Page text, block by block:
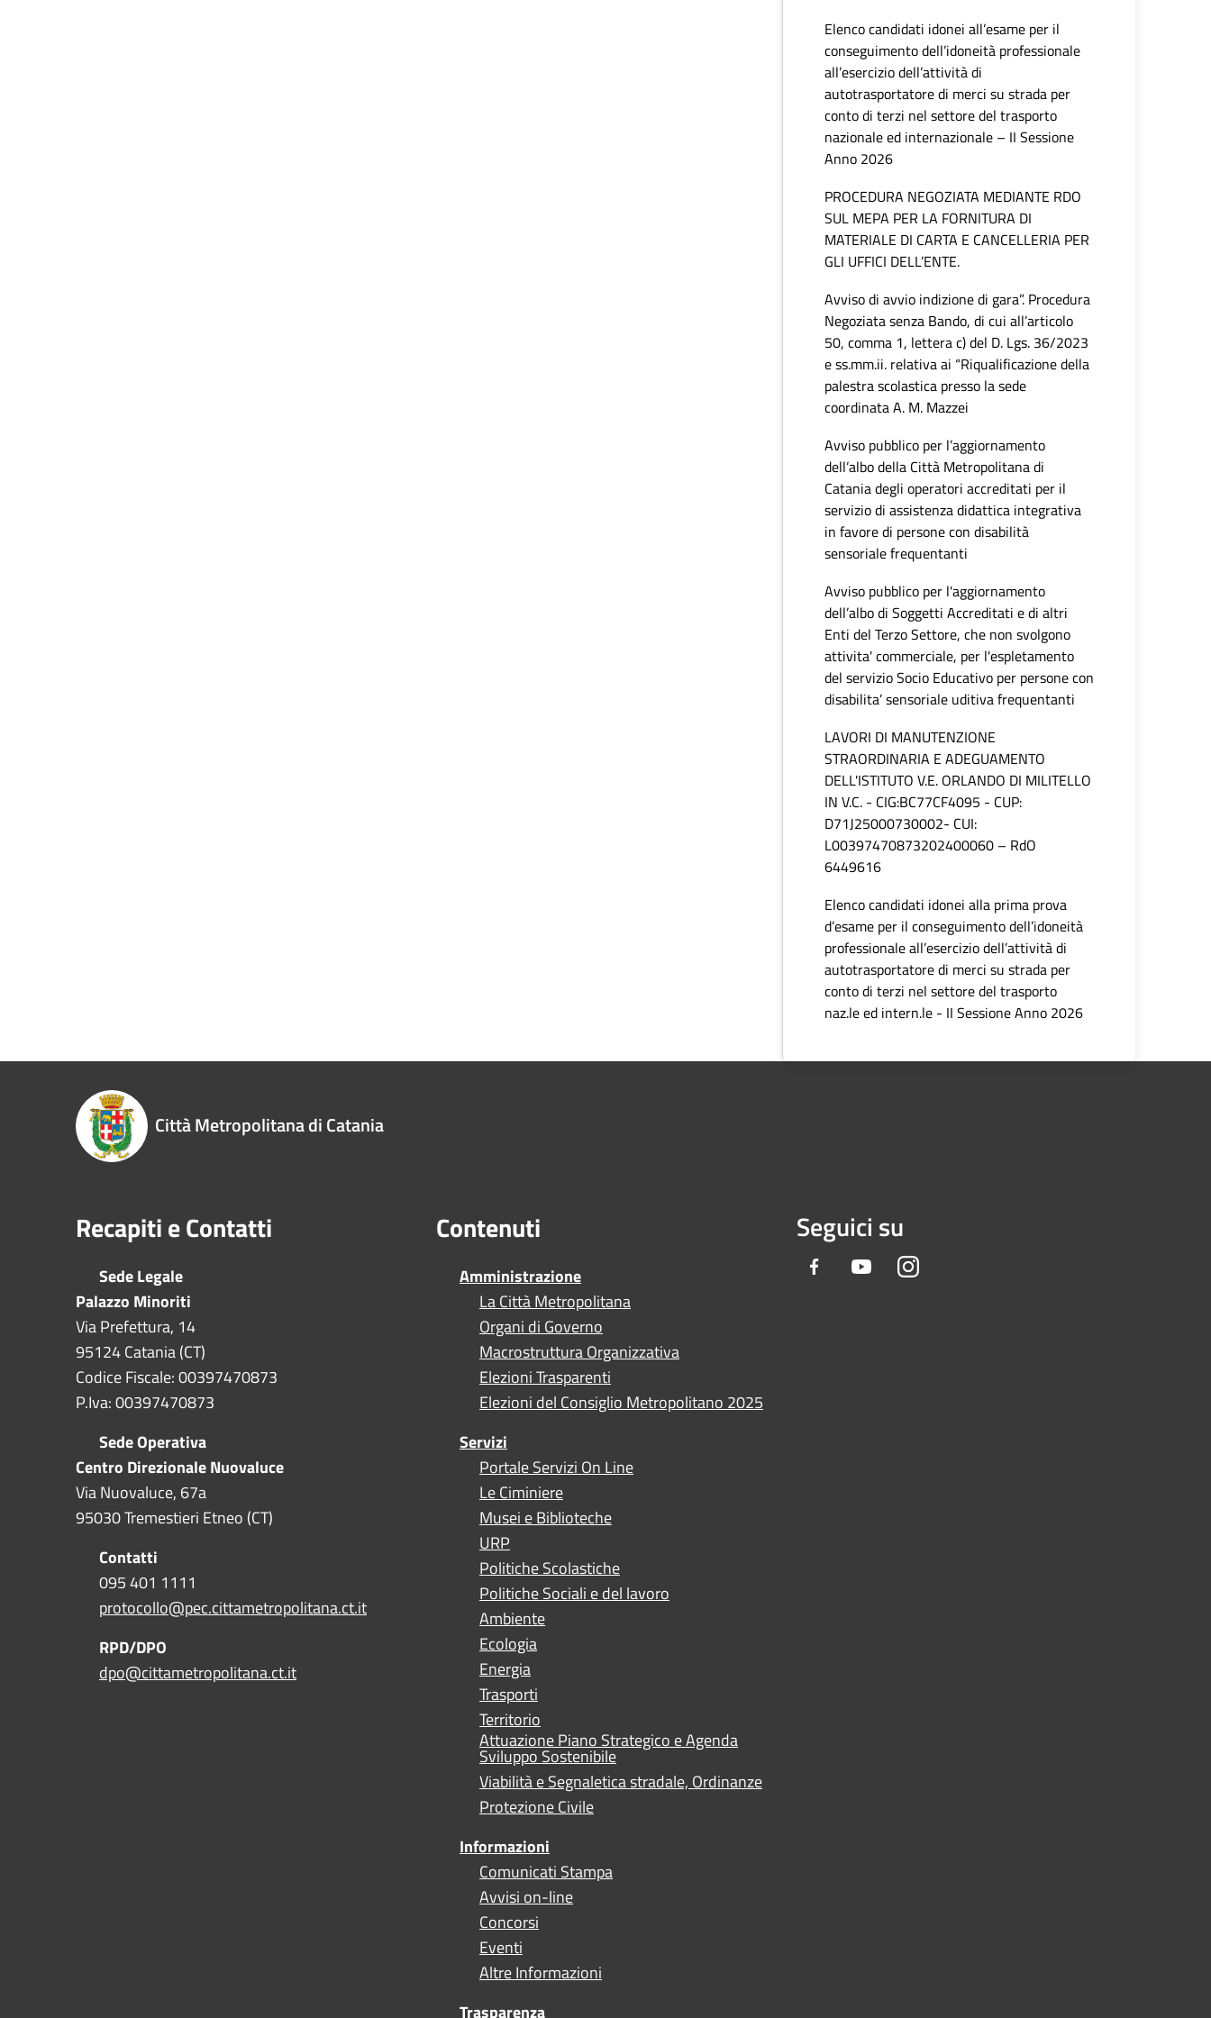
Elenco candidati idonei all’esame per il
conseguimento dell’idoneità professionale
all’esercizio dell’attività di
autotrasportatore di merci su strada per
conto di terzi nel settore del trasporto
nazionale ed internazionale – II Sessione
Anno 2026
PROCEDURA NEGOZIATA MEDIANTE RDO
SUL MEPA PER LA FORNITURA DI
MATERIALE DI CARTA E CANCELLERIA PER
GLI UFFICI DELL’ENTE.
Avviso di avvio indizione di gara”. Procedura
Negoziata senza Bando, di cui all’articolo
50, comma 1, lettera c) del D. Lgs. 36/2023
e ss.mm.ii. relativa ai “Riqualificazione della
palestra scolastica presso la sede
coordinata A. M. Mazzei
Avviso pubblico per l’aggiornamento
dell’albo della Città Metropolitana di
Catania degli operatori accreditati per il
servizio di assistenza didattica integrativa
in favore di persone con disabilità
sensoriale frequentanti
Avviso pubblico per l'aggiornamento
dell’albo di Soggetti Accreditati e di altri
Enti del Terzo Settore, che non svolgono
attivita' commerciale, per l'espletamento
del servizio Socio Educativo per persone con
disabilita’ sensoriale uditiva frequentanti
LAVORI DI MANUTENZIONE
STRAORDINARIA E ADEGUAMENTO
DELL'ISTITUTO V.E. ORLANDO DI MILITELLO
IN V.C. - CIG:BC77CF4095 - CUP:
D71J25000730002- CUI:
L00397470873202400060 – RdO
6449616
Elenco candidati idonei alla prima prova
d’esame per il conseguimento dell’idoneità
professionale all’esercizio dell’attività di
autotrasportatore di merci su strada per
conto di terzi nel settore del trasporto
naz.le ed intern.le - II Sessione Anno 2026
Città Metropolitana di Catania
Recapiti e Contatti
Sede Legale
Palazzo Minoriti
Via Prefettura, 14
95124 Catania (CT)
Codice Fiscale: 00397470873
P.Iva: 00397470873
Sede Operativa
Centro Direzionale Nuovaluce
Via Nuovaluce, 67a
95030 Tremestieri Etneo (CT)
Contatti
095 401 1111
protocollo@pec.cittametropolitana.ct.it
RPD/DPO
dpo@cittametropolitana.ct.it
Contenuti
Amministrazione
La Città Metropolitana
Organi di Governo
Macrostruttura Organizzativa
Elezioni Trasparenti
Elezioni del Consiglio Metropolitano 2025
Servizi
Portale Servizi On Line
Le Ciminiere
Musei e Biblioteche
URP
Politiche Scolastiche
Politiche Sociali e del lavoro
Ambiente
Ecologia
Energia
Trasporti
Territorio
Attuazione Piano Strategico e Agenda
Sviluppo Sostenibile
Viabilità e Segnaletica stradale, Ordinanze
Protezione Civile
Informazioni
Comunicati Stampa
Avvisi on-line
Concorsi
Eventi
Altre Informazioni
Trasparenza
Seguici su
Facebook YoutubeInstagram